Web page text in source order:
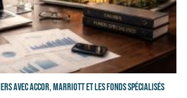
avec Accor, Marriott et les fonds spécialisés